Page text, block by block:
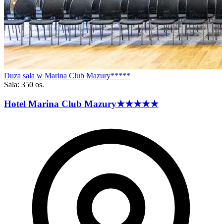
Duza sala w Marina Club Mazury*****
Sala: 350 os.
Hotel Marina Club Mazury★★★★★